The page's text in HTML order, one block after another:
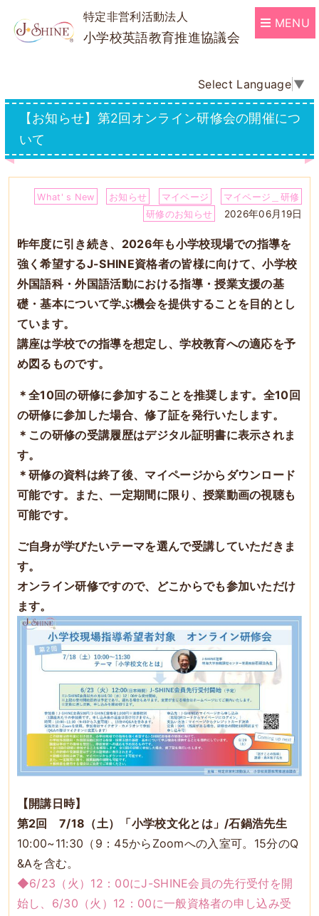
特定非営利活動法人
小学校英語教育推進協議会
Select Language ▼
MENU
【お知らせ】第2回オンライン研修会の開催につ
いて
What' s New お知らせ マイページ
マイページ＿研修
研修のお知らせ
2026年06月19日
昨年度に引き続き、2026年も小学校現場での指導を
強く希望するJ-SHINE資格者の皆様に向けて、小学校
外国語科・外国語活動における指導・授業支援の基
礎・基本について学ぶ機会を提供することを目的とし
ています。
講座は学校での指導を想定し、学校教育への適応を予
め図るものです。
＊全10回の研修に参加することを推奨します。全10回
の研修に参加した場合、修了証を発行いたします。
＊この研修の受講履歴はデジタル証明書に表示されま
す。
＊研修の資料は終了後、マイページからダウンロード
可能です。また、一定期間に限り、授業動画の視聴も
可能です。
ご自身が学びたいテーマを選んで受講していただきま
す。
オンライン研修ですので、どこからでも参加いただけ
ます。
【開講日時】
第2回 7/18（土）「小学校文化とは」/石鍋浩先生
10:00~11:30（9：45からZoomへの入室可。15分のQ
&Aを含む。
◆6/23（火）12：00にJ-SHINE会員の先行受付を開
始し、6/30（火）12：00に一般資格者の申し込み受